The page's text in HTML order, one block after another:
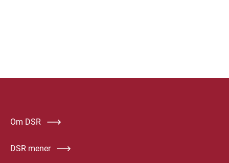
Om DSR
DSR mener